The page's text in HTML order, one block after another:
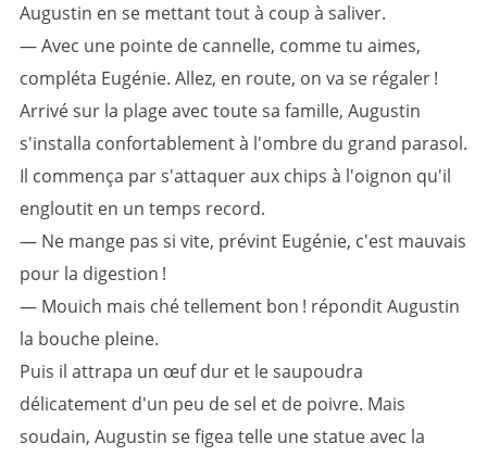
Augustin en se mettant tout à coup à saliver.
— Avec une pointe de cannelle, comme tu aimes,
compléta Eugénie. Allez, en route, on va se régaler !
Arrivé sur la plage avec toute sa famille, Augustin
s'installa confortablement à l'ombre du grand parasol.
Il commença par s'attaquer aux chips à l'oignon qu'il
engloutit en un temps record.
— Ne mange pas si vite, prévint Eugénie, c'est mauvais
pour la digestion !
— Mouich mais ché tellement bon ! répondit Augustin
la bouche pleine.
Puis il attrapa un œuf dur et le saupoudra
délicatement d'un peu de sel et de poivre. Mais
soudain, Augustin se figea telle une statue avec la